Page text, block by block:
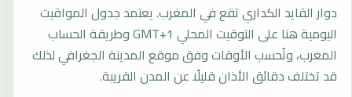
دوار القايد الكداري تقع في المغرب. يعتمد جدول المواقيت
اليومية هنا على التوقيت المحلي GMT+1 وطريقة الحساب
المغرب، وتُحسب الأوقات وفق موقع المدينة الجغرافي لذلك
قد تختلف دقائق الأذان قليلًا عن المدن القريبة.